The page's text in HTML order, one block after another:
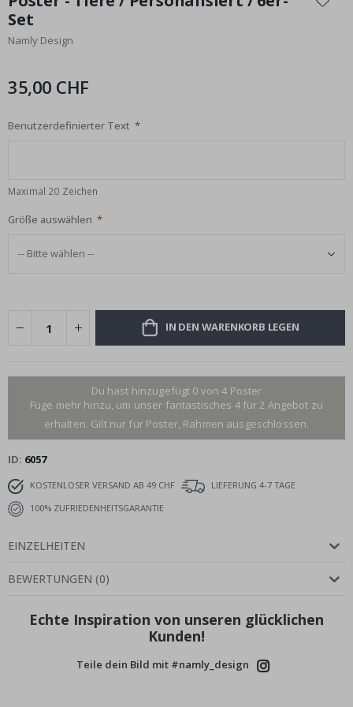
der
Bildgalerie
springen
Set
Namly Design
35,00 CHF
Benutzerdefinierter Text
Maximal 20 Zeichen
Größe auswählen
IN DEN WARENKORB LEGEN
Du hast hinzugefügt 0 von 4 Poster
Füge mehr hinzu, um unser fantastisches 4 für 2 Angebot zu
erhalten. Gilt nur für Poster, Rahmen ausgeschlossen.
ID 6057
KOSTENLOSER VERSAND AB 49 CHF
LIEFERUNG 4-7 TAGE
100% ZUFRIEDENHEITSGARANTIE
EINZELHEITEN
BEWERTUNGEN (0)
Echte Inspiration von unseren glücklichen
Kunden!
Teile dein Bild mit #namly_design